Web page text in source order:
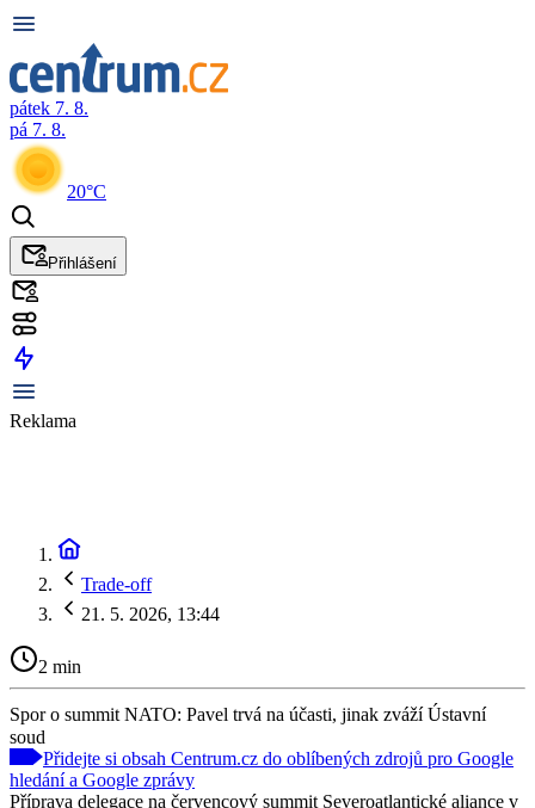
pátek 7. 8.
pá 7. 8.
20°C
Přihlášení
Reklama
Trade-off
21. 5. 2026, 13:44
2 min
Spor o summit NATO: Pavel trvá na účasti, jinak zváží Ústavní
soud
Přidejte si obsah Centrum.cz do oblíbených zdrojů pro Google
hledání a Google zprávy
Příprava delegace na červencový summit Severoatlantické aliance v